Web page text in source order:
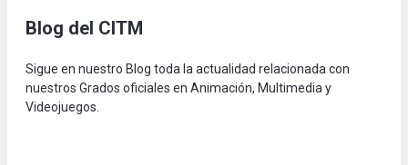
Blog del CITM
Sigue en nuestro Blog toda la actualidad relacionada con
nuestros Grados oficiales en Animación, Multimedia y
Videojuegos.